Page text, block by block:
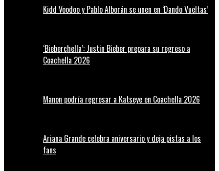
Kidd Voodoo y Pablo Alborán se unen en ‘Dando Vueltas’
‘Bieberchella’: Justin Bieber prepara su regreso a
Coachella 2026
Manon podría regresar a Katseye en Coachella 2026
Ariana Grande celebra aniversario y deja pistas a los
fans